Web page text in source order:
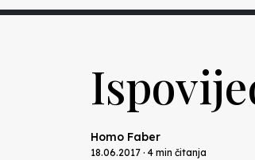
Homo Faber
18.06.2017 · 4 min čitanja